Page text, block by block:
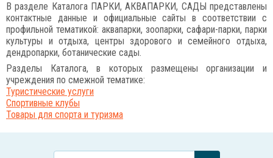
В разделе Каталога ПАРКИ, АКВАПАРКИ, САДЫ представлены
контактные данные и официальные сайты в соответствии с
профильной тематикой: аквапарки, зоопарки, сафари-парки, парки
культуры и отдыха, центры здорового и семейного отдыха,
дендропарки, ботанические сады.
Разделы Каталога, в которых размещены организации и
учреждения по смежной тематике:
Туристические услуги
Спортивные клубы
Товары для спорта и туризма